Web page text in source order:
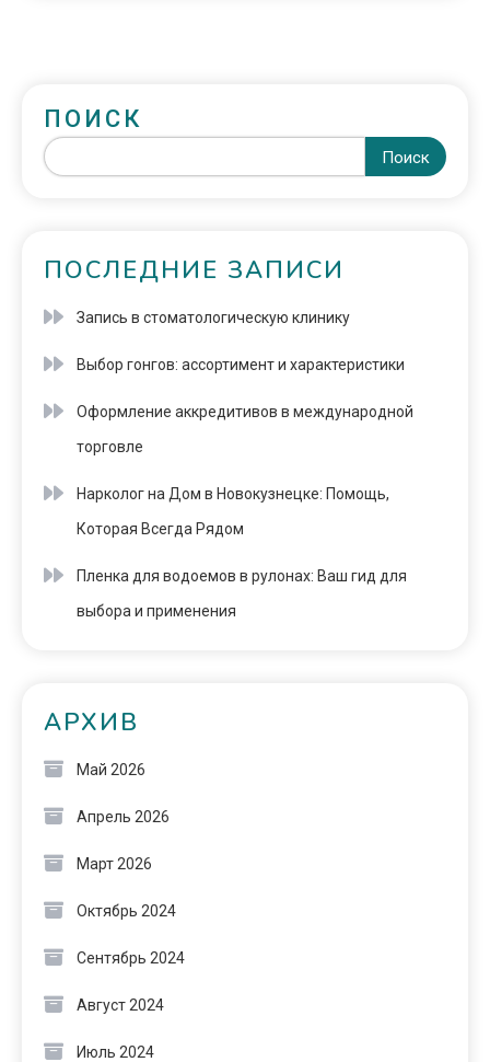
ПОИСК
Поиск
ПОСЛЕДНИЕ ЗАПИСИ
Запись в стоматологическую клинику
Выбор гонгов: ассортимент и характеристики
Оформление аккредитивов в международной
торговле
Нарколог на Дом в Новокузнецке: Помощь,
Которая Всегда Рядом
Пленка для водоемов в рулонах: Ваш гид для
выбора и применения
АРХИВ
Май 2026
Апрель 2026
Март 2026
Октябрь 2024
Сентябрь 2024
Август 2024
Июль 2024